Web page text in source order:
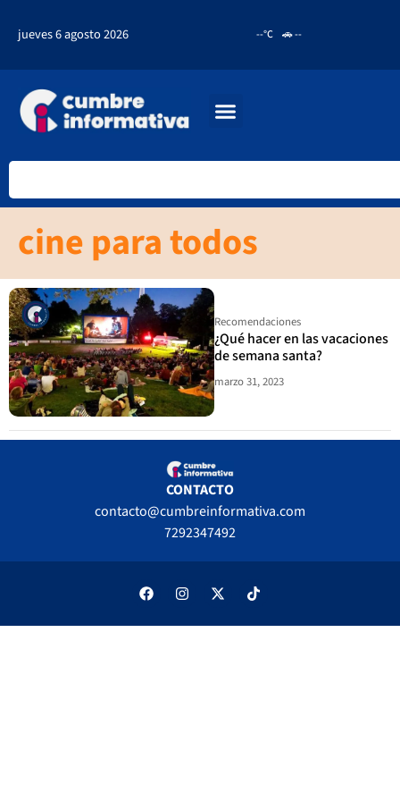
jueves 6 agosto 2026 --°C 🚗 --
cine para todos
Recomendaciones
¿Qué hacer en las vacaciones
de semana santa?
marzo 31, 2023
CONTACTO
contacto@cumbreinformativa.com
7292347492